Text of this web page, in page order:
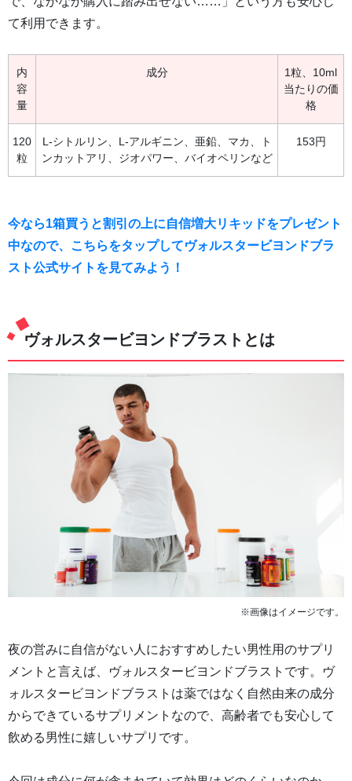
て利用できます。
内
容
量
成分
1粒、10ml
当たりの価
格
120
粒
L-シトルリン、L-アルギニン、亜鉛、マカ、ト
ンカットアリ、ジオパワー、バイオペリンなど
153円
今なら1箱買うと割引の上に自信増大リキッドをプレゼント
中なので、こちらをタップしてヴォルスタービヨンドブラ
スト公式サイトを見てみよう！
ヴォルスタービヨンドブラストとは
※画像はイメージです。
夜の営みに自信がない人におすすめしたい男性用のサプリ
メントと言えば、ヴォルスタービヨンドブラストです。ヴ
ォルスタービヨンドブラストは薬ではなく自然由来の成分
からできているサプリメントなので、高齢者でも安心して
飲める男性に嬉しいサプリです。